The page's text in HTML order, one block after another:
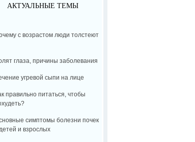
АКТУАЛЬНЫЕ ТЕМЫ
с возрастом люди толстеют
глаза, причины заболевания
угревой сыпи на лице
правильно питаться, чтобы
симптомы болезни почек
и взрослых